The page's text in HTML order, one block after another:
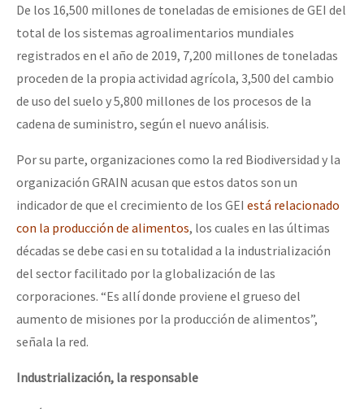
De los 16,500 millones de toneladas de emisiones de GEI del
total de los sistemas agroalimentarios mundiales
registrados en el año de 2019, 7,200 millones de toneladas
proceden de la propia actividad agrícola, 3,500 del cambio
de uso del suelo y 5,800 millones de los procesos de la
cadena de suministro, según el nuevo análisis.
Por su parte, organizaciones como la red Biodiversidad y la
organización GRAIN acusan que estos datos son un
indicador de que el crecimiento de los GEI está relacionado
con la producción de alimentos, los cuales en las últimas
décadas se debe casi en su totalidad a la industrialización
del sector facilitado por la globalización de las
corporaciones. “Es allí donde proviene el grueso del
aumento de misiones por la producción de alimentos”,
señala la red.
Industrialización, la responsable